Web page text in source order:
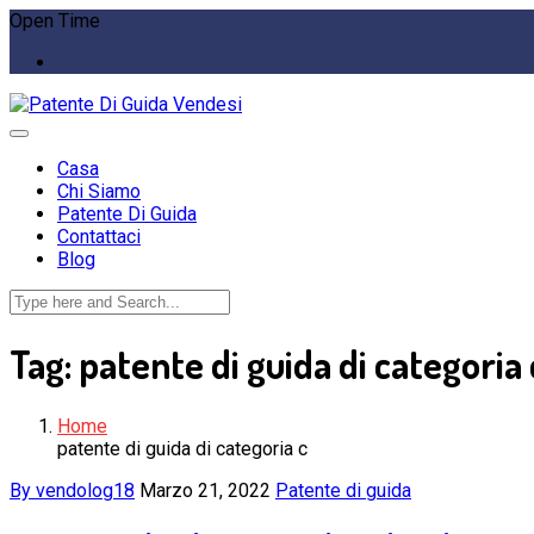
Open Time
Casa
Chi Siamo
Patente Di Guida
Contattaci
Blog
Tag: patente di guida di categoria
Home
patente di guida di categoria c
By vendolog18 Marzo 21, 2022 Patente di guida